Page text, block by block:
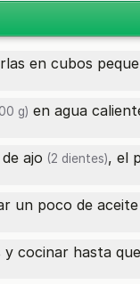
en cubos
g) en agua
ajo (2 dientes), el
un poco de
cocinar hasta